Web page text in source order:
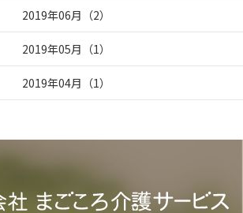
2019年06月 （2）
2019年05月 （1）
2019年04月 （1）